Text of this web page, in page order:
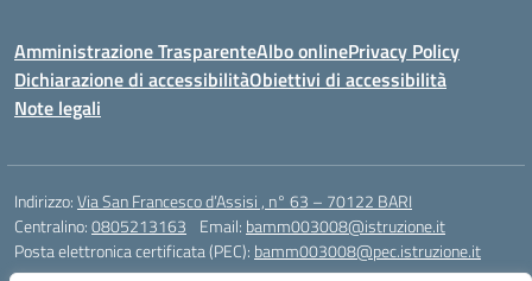
Amministrazione TrasparenteAlbo onlinePrivacy Policy
Dichiarazione di accessibilitàObiettivi di accessibilità
Note legali
Indirizzo:Via San Francesco d’Assisi , n° 63 – 70122 BARI
Centralino:0805213163 Email: bamm003008@istruzione.it
Posta elettronica certificata (PEC): bamm003008@pec.istruzione.it